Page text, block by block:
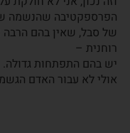
הפרספקטיבה שהנשמה
של סבל, שאין בהם
רוחנית –
יש בהם התפתחות גדולה.
אולי לא עבור האדם